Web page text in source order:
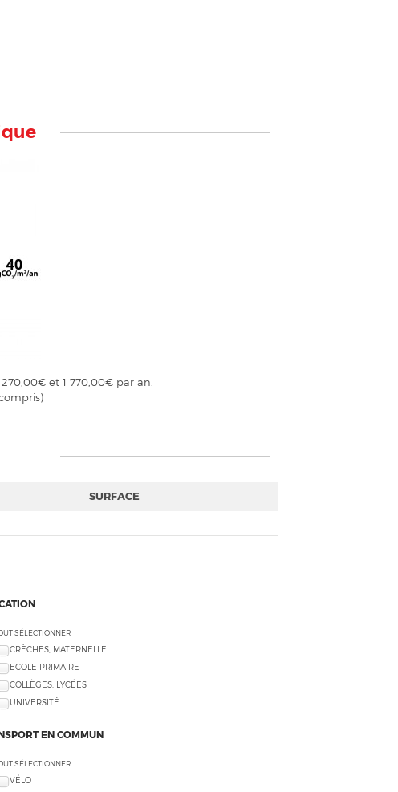
et 1 770,00€ par an.
SURFACE
SÉLECTIONNER
CRÈCHES, MATERNELLE
ECOLE PRIMAIRE
COLLÈGES, LYCÉES
UNIVERSITÉ
EN COMMUN
SÉLECTIONNER
VÉLO